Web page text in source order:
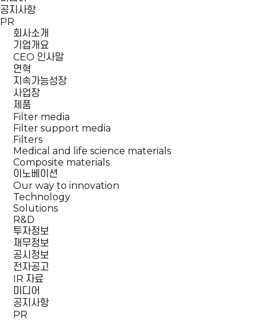
공지사항
PR
회사소개
기업개요
CEO 인사말
연혁
지속가능성장
사업장
제품
Filter media
Filter support media
Filters
Medical and life science materials
Composite materials
이노베이션
Our way to innovation
Technology
Solutions
R&D
투자정보
재무정보
공시정보
전자공고
IR 자료
미디어
공지사항
PR